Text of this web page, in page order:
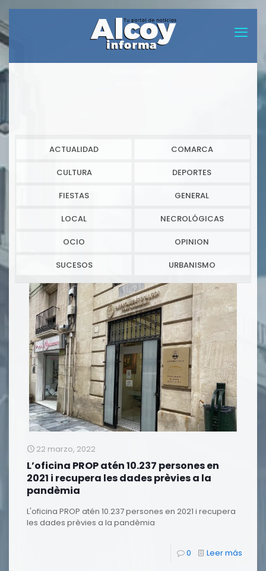
ACTUALIDAD COMARCA
CULTURA DEPORTES
FIESTAS GENERAL
LOCAL NECROLÓGICAS
OCIO OPINION
SUCESOS URBANISMO
22 marzo, 2022
L’oficina PROP atén 10.237 persones en
2021 i recupera les dades prèvies a la
pandèmia
L'oficina PROP atén 10.237 persones en 2021 i recupera
les dades prèvies a la pandèmia
0 Leer más